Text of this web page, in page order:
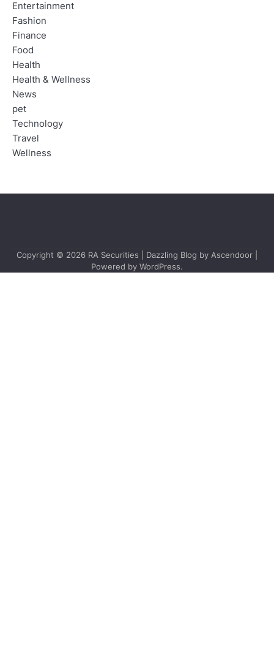
Entertainment
Fashion
Finance
Food
Health
Health & Wellness
News
pet
Technology
Travel
Wellness
Copyright © 2026 RA Securities | Dazzling Blog by Ascendoor
Powered by WordPress.